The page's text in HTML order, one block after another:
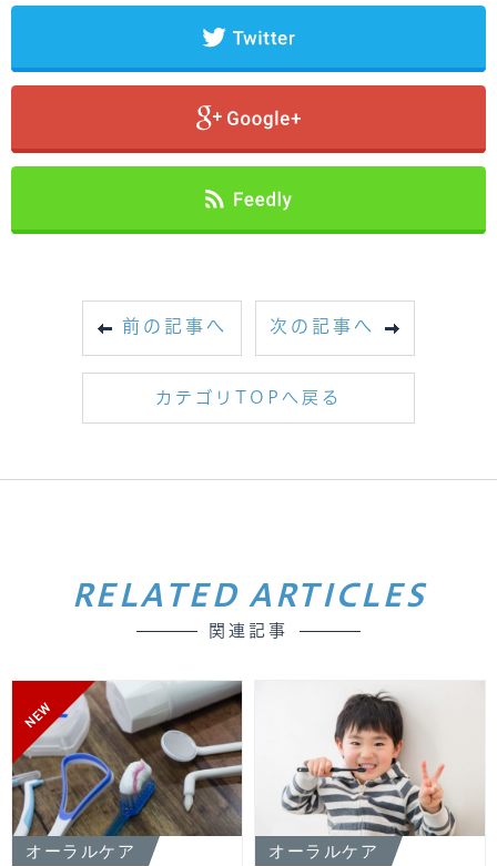
前の記事へ 次の記事へ
カテゴリTOPへ戻る
RELATED ARTICLES
関連記事
NEW
オーラルケア オーラルケア